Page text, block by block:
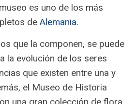
es uno de los más
de Alemania.
que la componen, se puede
la evolución de los seres
que existen entre una y
el Museo de Historia